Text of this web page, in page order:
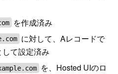
を作成済み
に対して、Aレコードで
て設定済み
を、Hosted UIのロ